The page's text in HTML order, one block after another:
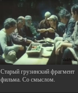
Старый грузинский фрагмент
фильма. Со смыслом.